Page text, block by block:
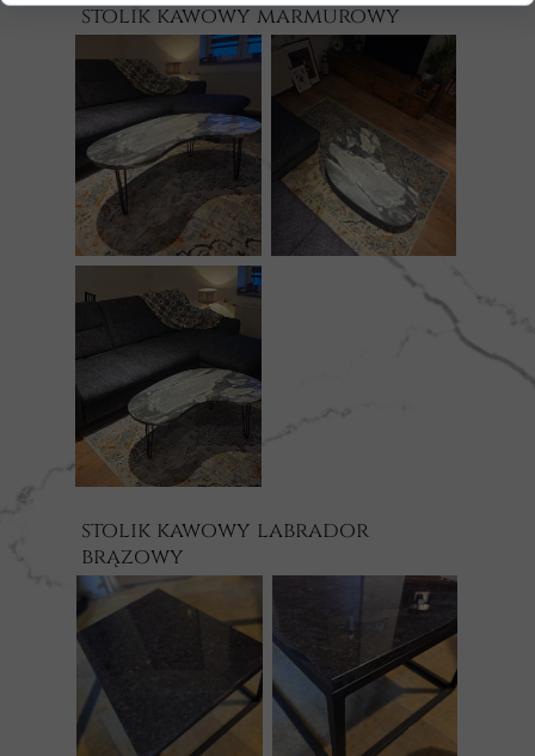
stolik kawowy marmurowy
stolik kawowy labrador
brązowy